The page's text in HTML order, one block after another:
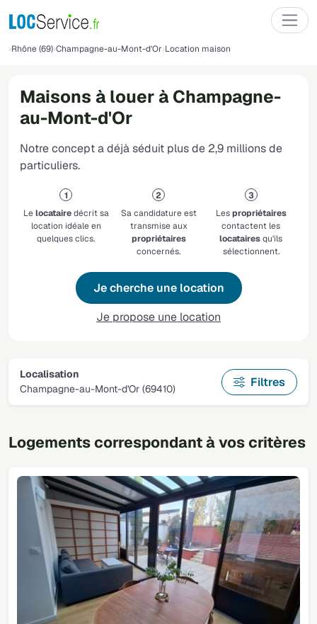
Rhône (69) Champagne-au-Mont-d'Or Location maison
Maisons à louer à Champagne-
au-Mont-d'Or
Notre concept a déjà séduit plus de 2,9 millions de
particuliers.
Lelocatairedécrit sa
location idéale en
quelques clics.
Sa candidature est
transmise aux
propriétaires
concernés.
Lespropriétaires
contactent les
locatairesqu'ils
sélectionnent.
Je cherche une location
Je propose une location
Localisation
Champagne-au-Mont-d'Or (69410)
Filtres
Logements correspondant à vos critères